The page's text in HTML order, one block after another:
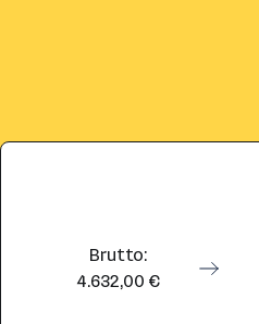
Brutto:
4.632,00 €